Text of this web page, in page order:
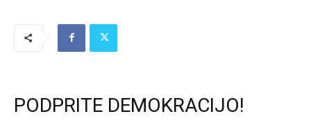
PODPRITE DEMOKRACIJO!